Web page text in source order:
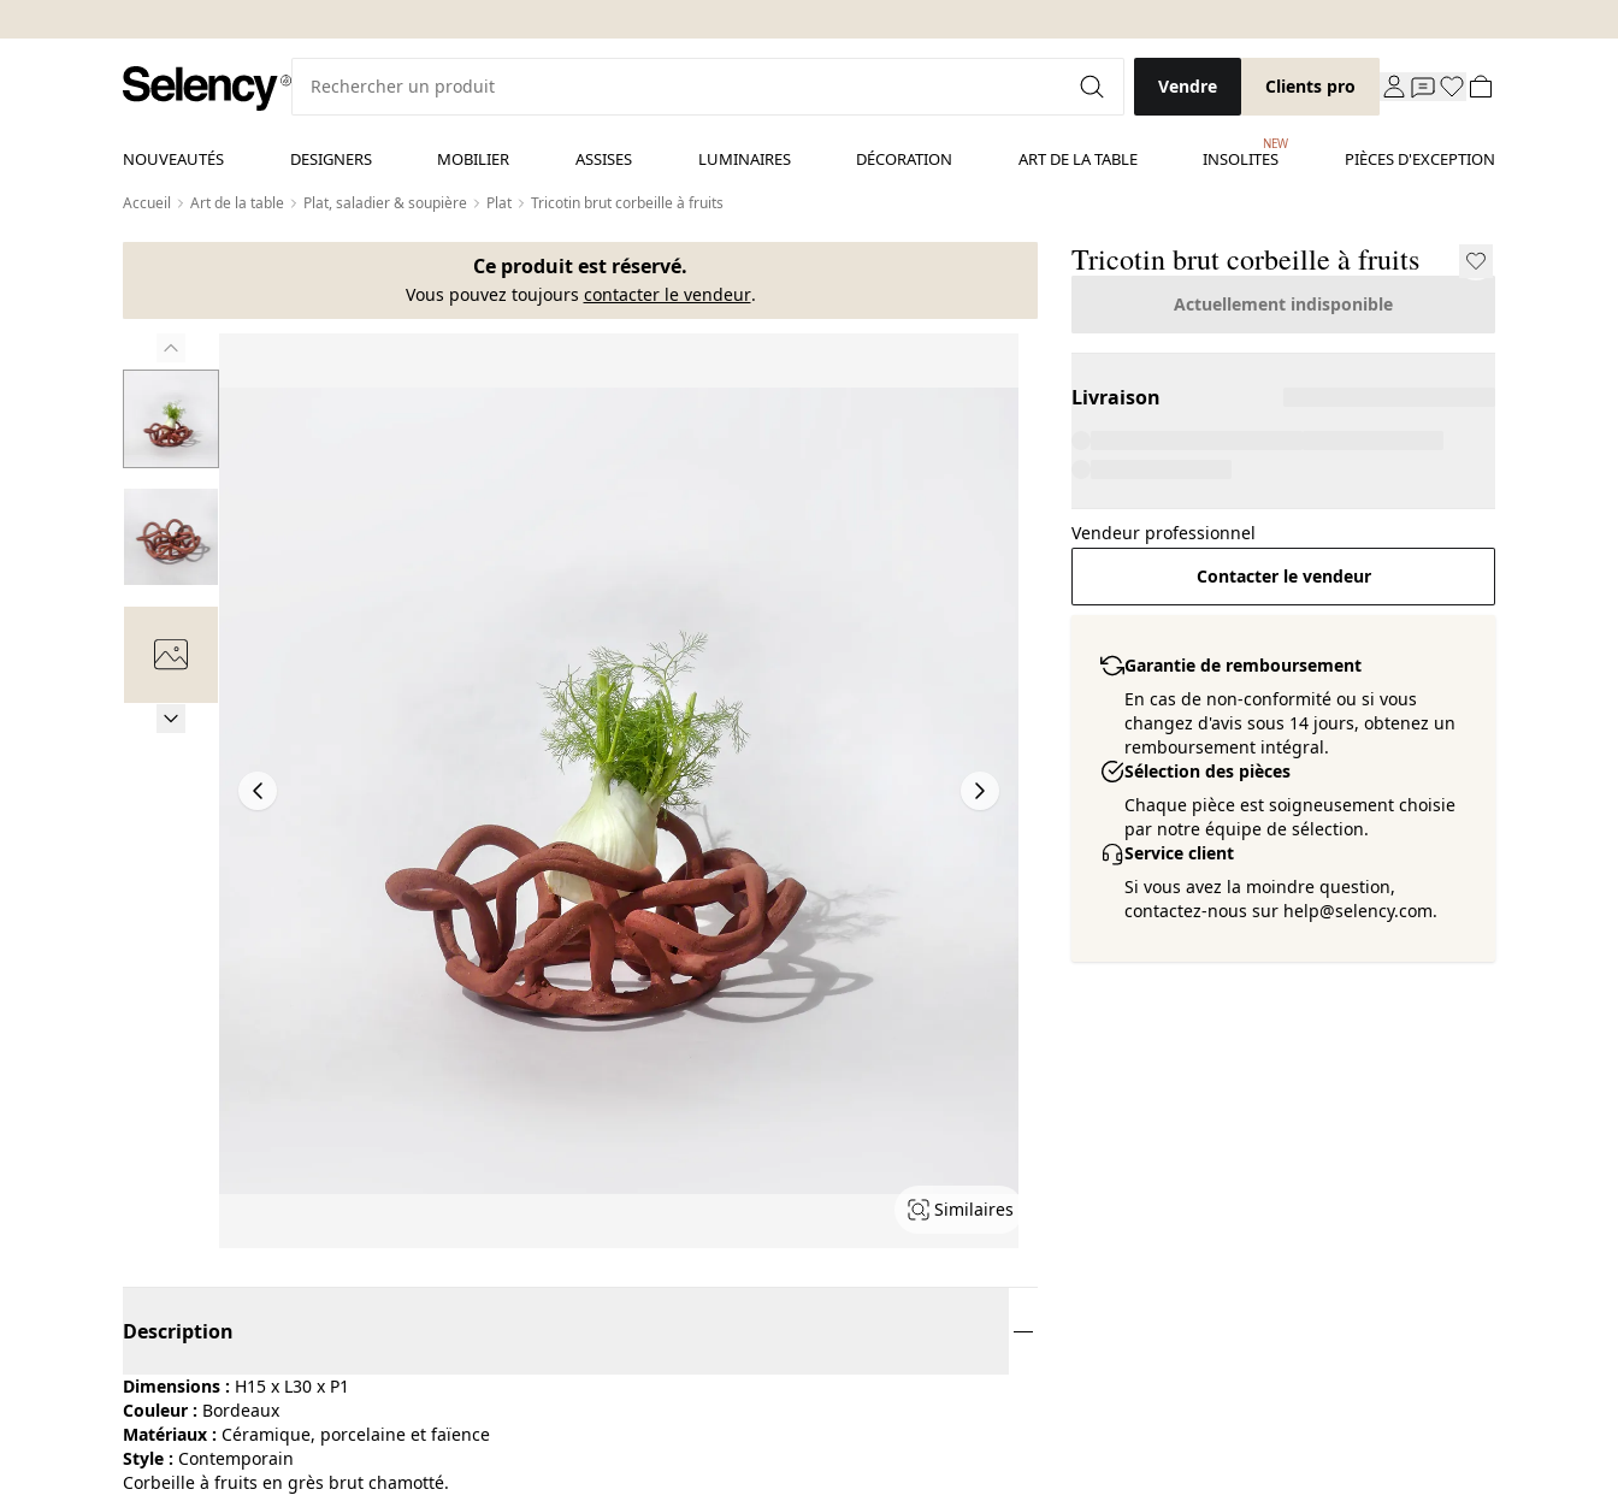
Vendre Clients pro
NOUVEAUTÉS DESIGNERS MOBILIER ASSISES LUMINAIRES DÉCORATION ART DE LA TABLE INSOLITES
NEW
PIÈCES D'EXCEPTION
Accueil Art de la table Plat, saladier & soupière Plat Tricotin brut corbeille à fruits
Ce produit est réservé.
Vous pouvez toujours contacter le vendeur.
Similaires
Tricotin brut corbeille à fruits
Actuellement indisponible
Livraison
Vendeur professionnel
Contacter le vendeur
Garantie de remboursement
En cas de non-conformité ou si vous
changez d'avis sous 14 jours, obtenez un
remboursement intégral.
Sélection des pièces
Chaque pièce est soigneusement choisie
par notre équipe de sélection.
Service client
Si vous avez la moindre question,
contactez-nous sur help@selency.com.
Description
Dimensions : H15 x L30 x P1
Couleur :
bordeaux
Matériaux :
céramique, porcelaine et faïence
Style :
contemporain
Corbeille à fruits en grès brut chamotté.